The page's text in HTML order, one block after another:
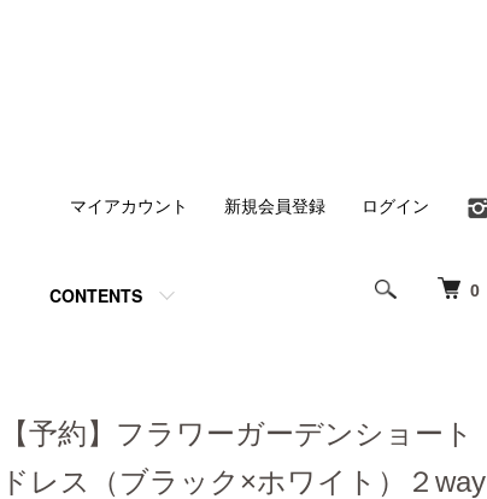
0
CONTENTS
マイアカウント 新規会員登録 ログイン
【予約】フラワーガーデンショート
ドレス（ブラック×ホワイト）２way